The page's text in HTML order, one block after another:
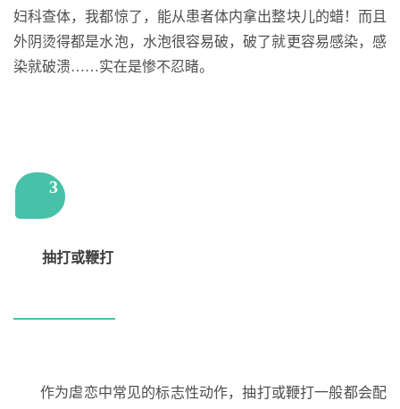
妇科查体，我都惊了，能从患者体内拿出整块儿的蜡！而且
外阴烫得都是水泡，水泡很容易破，破了就更容易感染，感
染就破溃……实在是惨不忍睹。
3
抽打或鞭打
作为虐恋中常见的标志性动作，抽打或鞭打一般都会配